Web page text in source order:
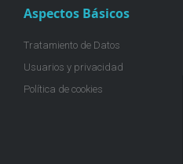
Aspectos Básicos
Tratamiento de Datos
Usuarios y privacidad
Política de cookies